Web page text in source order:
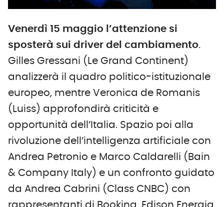
Venerdì 15 maggio l’attenzione si
sposterà sui driver del cambiamento.
Gilles Gressani (Le Grand Continent)
analizzerà il quadro politico-istituzionale
europeo, mentre Veronica de Romanis
(Luiss) approfondirà criticità e
opportunità dell’Italia. Spazio poi alla
rivoluzione dell’intelligenza artificiale con
Andrea Petronio e Marco Caldarelli (Bain
& Company Italy) e un confronto guidato
da Andrea Cabrini (Class CNBC) con
rappresentanti di Booking, Edison Energia,